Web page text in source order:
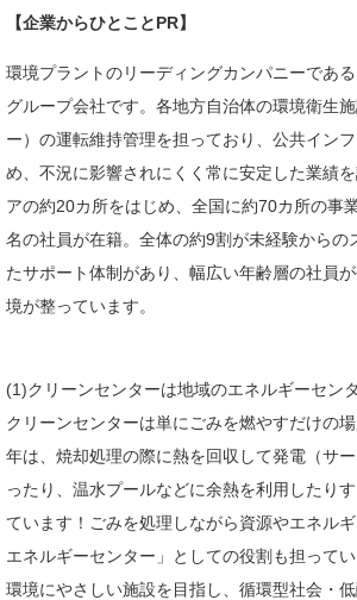
【企業からひとことPR】
環境プラントのリーディングカンパニーであ
グループ会社です。各地方自治体の環境衛生
ー）の運転維持管理を担っており、公共イン
め、不況に影響されにくく常に安定した業績
アの約20カ所をはじめ、全国に約70カ所の事
名の社員が在籍。全体の約9割が未経験からの
たサポート体制があり、幅広い年齢層の社員
境が整っています。
(1)クリーンセンターは地域のエネルギーセン
クリーンセンターは単にごみを燃やすだけの
年は、焼却処理の際に熱を回収して発電（サ
ったり、温水プールなどに余熱を利用したり
ています！ごみを処理しながら資源やエネル
エネルギーセンター」としての役割も担って
環境にやさしい施設を目指し、循環型社会・